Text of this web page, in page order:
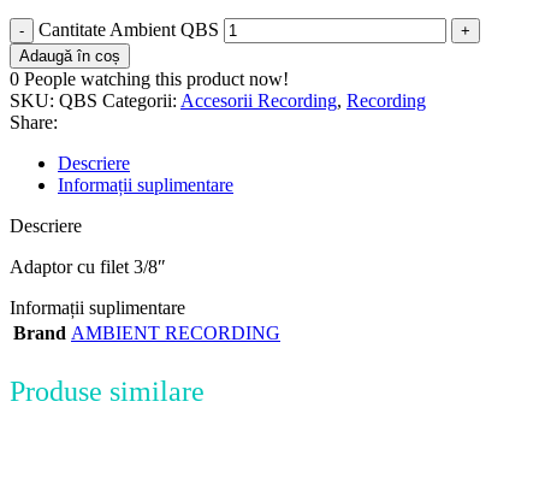
Cantitate Ambient QBS
Adaugă în coș
0 People watching this product now!
SKU: QBS Categorii: Accesorii Recording, Recording
Share:
Descriere
Informații suplimentare
Descriere
Adaptor cu filet 3/8″
Informații suplimentare
Brand AMBIENT RECORDING
Produse similare